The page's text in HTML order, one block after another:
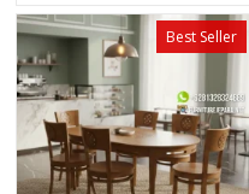
Best Seller